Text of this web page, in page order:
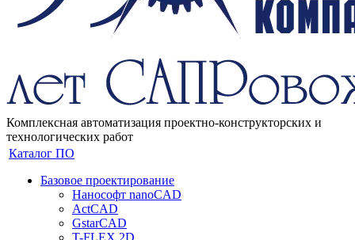
Комплексная автоматизация проектно-конструкторских и
технологических работ
Каталог ПО
Базовое проектирование
Нанософт nanoCAD
ActCAD
GstarCAD
T-FLEX 2D